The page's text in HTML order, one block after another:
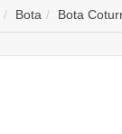
Bota Bota